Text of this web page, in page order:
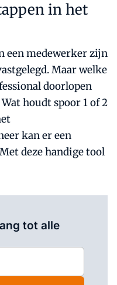
in het
een medewerker zijn
Maar welke
doorlopen
houdt spoor 1 of 2
kan er een
deze handige tool
tot alle